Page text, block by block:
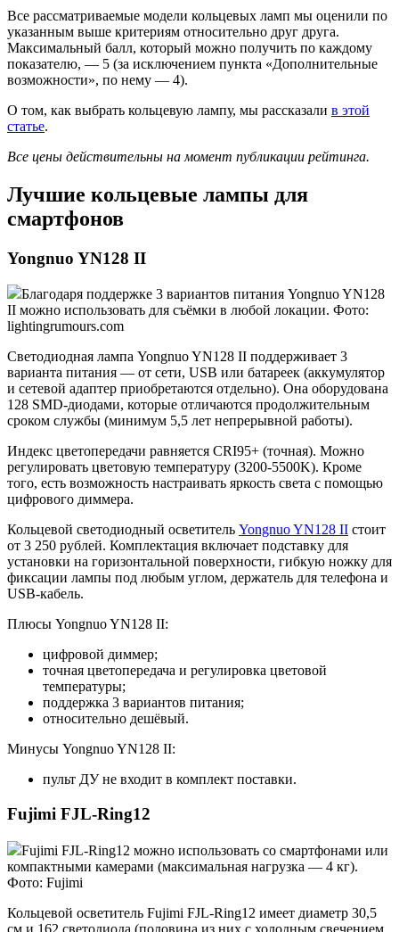
Все рассматриваемые модели кольцевых ламп мы оценили по
указанным выше критериям относительно друг друга.
Максимальный балл, который можно получить по каждому
показателю, — 5 (за исключением пункта «Дополнительные
возможности», по нему — 4).
О том, как выбрать кольцевую лампу, мы рассказали в этой
статье.
Все цены действительны на момент публикации рейтинга.
Лучшие кольцевые лампы для
смартфонов
Yongnuo YN128 II
Благодаря поддержке 3 вариантов питания Yongnuo YN128
II можно использовать для съёмки в любой локации. Фото:
lightingrumours.com
Светодиодная лампа Yongnuo YN128 II поддерживает 3
варианта питания — от сети, USB или батареек (аккумулятор
и сетевой адаптер приобретаются отдельно). Она оборудована
128 SMD-диодами, которые отличаются продолжительным
сроком службы (минимум 5,5 лет непрерывной работы).
Индекс цветопередачи равняется CRI95+ (точная). Можно
регулировать цветовую температуру (3200-5500K). Кроме
того, есть возможность настраивать яркость света с помощью
цифрового диммера.
Кольцевой светодиодный осветитель Yongnuo YN128 II стоит
от 3 250 рублей. Комплектация включает подставку для
установки на горизонтальной поверхности, гибкую ножку для
фиксации лампы под любым углом, держатель для телефона и
USB-кабель.
Плюсы Yongnuo YN128 II:
цифровой диммер;
точная цветопередача и регулировка цветовой
температуры;
поддержка 3 вариантов питания;
относительно дешёвый.
Минусы Yongnuo YN128 II:
пульт ДУ не входит в комплект поставки.
Fujimi FJL-Ring12
Fujimi FJL-Ring12 можно использовать со смартфонами или
компактными камерами (максимальная нагрузка — 4 кг).
Фото: Fujimi
Кольцевой осветитель Fujimi FJL-Ring12 имеет диаметр 30,5
см и 162 светодиода (половина из них с холодным свечением,